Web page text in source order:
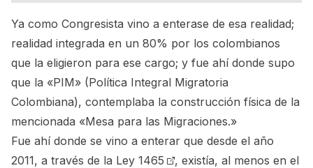
Ya como Congresista vino a enterase de esa realidad;
realidad integrada en un 80% por los colombianos
que la eligieron para ese cargo; y fue ahí donde supo
que la «PIM» (Política Integral Migratoria
Colombiana), contemplaba la construcción física de la
mencionada «Mesa para las Migraciones.»
Fue ahí donde se vino a enterar que desde el año
2011, a través de la Ley 1465
, existía, al menos en el